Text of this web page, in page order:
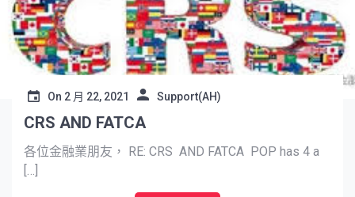
On 2 月 22, 2021 Support(AH)
CRS AND FATCA
各位金融業朋友， RE: CRS AND FATCA POP has 4 a
[…]